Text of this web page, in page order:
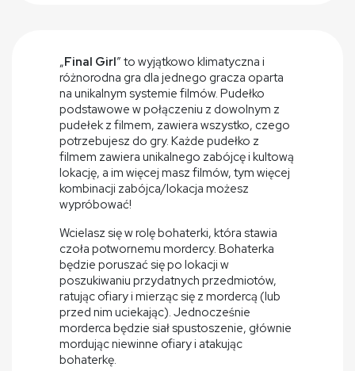
„Final Girl” to wyjątkowo klimatyczna i
różnorodna gra dla jednego gracza oparta
na unikalnym systemie filmów. Pudełko
podstawowe w połączeniu z dowolnym z
pudełek z filmem, zawiera wszystko, czego
potrzebujesz do gry. Każde pudełko z
filmem zawiera unikalnego zabójcę i kultową
lokację, a im więcej masz filmów, tym więcej
kombinacji zabójca/lokacja możesz
wypróbować!
Wcielasz się w rolę bohaterki, która stawia
czoła potwornemu mordercy. Bohaterka
będzie poruszać się po lokacji w
poszukiwaniu przydatnych przedmiotów,
ratując ofiary i mierząc się z mordercą (lub
przed nim uciekając). Jednocześnie
morderca będzie siał spustoszenie, głównie
mordując niewinne ofiary i atakując
bohaterkę.